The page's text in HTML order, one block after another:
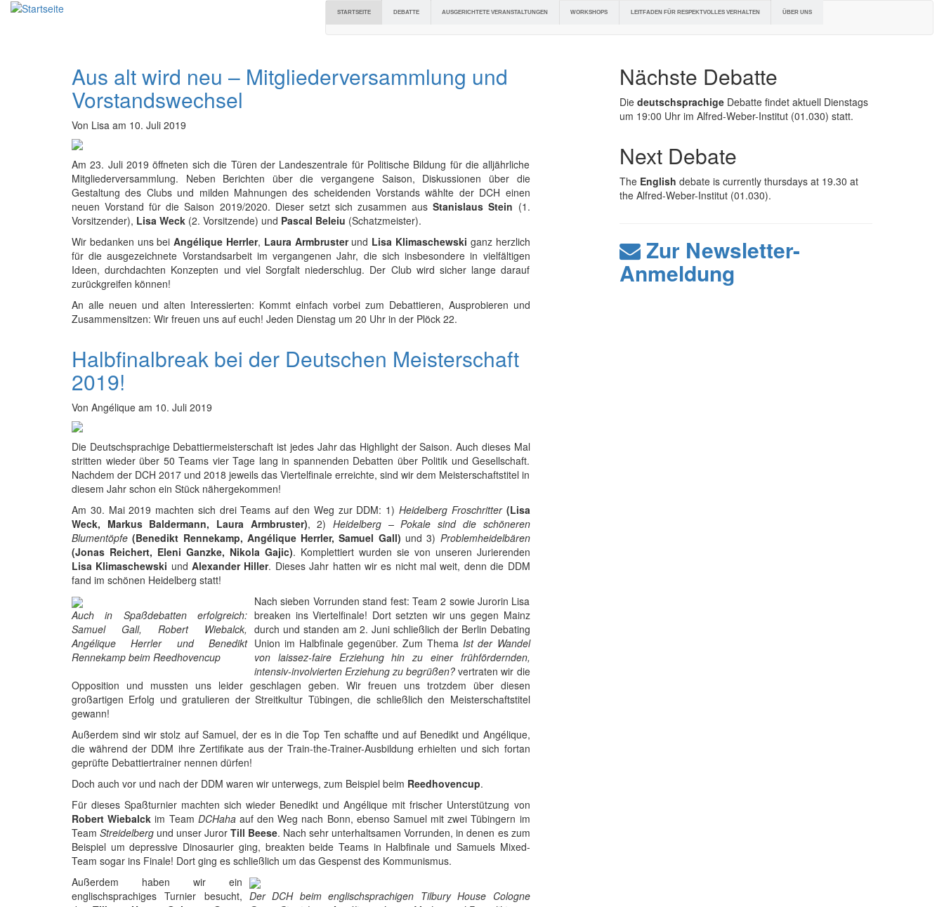
Direkt
STARTSEITE DEBATTE AUSGERICHTETE VERANSTALTUNGEN WORKSHOPS LEITFADEN FÜR RESPEKTVOLLES VERHALTEN ÜBER UNS
Aus alt wird neu – Mitgliederversammlung und
Vorstandswechsel
Von Lisa am 10. Juli 2019
Am 23. Juli 2019 öffneten sich die Türen der Landeszentrale für Politische Bildung für die alljährliche
Mitgliederversammlung. Neben Berichten über die vergangene Saison, Diskussionen über die
Gestaltung des Clubs und milden Mahnungen des scheidenden Vorstands wählte der DCH einen
neuen Vorstand für die Saison 2019/2020. Dieser setzt sich zusammen ausStanislaus Stein (1.
Vorsitzender), Lisa Weck (2. Vorsitzende) und Pascal Beleiu (Schatzmeister).
Wir bedanken uns beiAngélique Herrler, Laura Armbrusterund Lisa Klimaschewski ganz herzlich
für die ausgezeichnete Vorstandsarbeit im vergangenen Jahr, die sich insbesondere in vielfältigen
Ideen, durchdachten Konzepten und viel Sorgfalt niederschlug. Der Club wird sicher lange darauf
zurückgreifen können!
An alle neuen und alten Interessierten: Kommt einfach vorbei zum Debattieren, Ausprobieren und
Zusammensitzen: Wir freuen uns auf euch! Jeden Dienstag um 20 Uhr in der Plöck 22.
Halbfinalbreak bei der Deutschen Meisterschaft
2019!
Von Angélique am 10. Juli 2019
Die Deutschsprachige Debattiermeisterschaft ist jedes Jahr das Highlight der Saison. Auch dieses Mal
stritten wieder über 50 Teams vier Tage lang in spannenden Debatten über Politik und Gesellschaft.
Nachdem der DCH 2017 und 2018 jeweils das Viertelfinale erreichte, sind wir dem Meisterschaftstitel in
diesem Jahr schon ein Stück nähergekommen!
Am 30. Mai 2019 machten sich drei Teams auf den Weg zur DDM: 1) Heidelberg Froschritter (Lisa
Weck, Markus Baldermann, Laura Armbruster), 2)Heidelberg – Pokale sind die schöneren
Blumentöpfe (Benedikt Rennekamp, Angélique Herrler, Samuel Gall) und 3) Problemheidelbären
(Jonas Reichert, Eleni Ganzke, Nikola Gajic). Komplettiert wurden sie von unseren Jurierenden
Lisa Klimaschewski undAlexander Hiller. Dieses Jahr hatten wir es nicht mal weit, denn die DDM
fand im schönen Heidelberg statt!
Auch in Spaßdebatten erfolgreich:
Samuel Gall, Robert Wiebalck,
Angélique Herrler und Benedikt
Rennekamp beim Reedhovencup
Nach sieben Vorrunden stand fest: Team 2 sowie Jurorin Lisa
breaken ins Viertelfinale! Dort setzten wir uns gegen Mainz
durch und standen am 2. Juni schließlich der Berlin Debating
Union im Halbfinale gegenüber. Zum ThemaIst der Wandel
von laissez-faire Erziehung hin zu einer frühfördernden,
intensiv-involvierten Erziehung zu begrüßen? vertraten wir die
Opposition und mussten uns leider geschlagen geben. Wir freuen uns trotzdem über diesen
großartigen Erfolg und gratulieren der Streitkultur Tübingen, die schließlich den Meisterschaftstitel
gewann!
Außerdem sind wir stolz auf Samuel, der es in die Top Ten schaffte und auf Benedikt und Angélique,
die während der DDM ihre Zertifikate aus der Train-the-Trainer-Ausbildung erhielten und sich fortan
geprüfte Debattiertrainer nennen dürfen!
Doch auch vor und nach der DDM waren wir unterwegs, zum Beispiel beim Reedhovencup.
Für dieses Spaßturnier machten sich wieder Benedikt und Angélique mit frischer Unterstützung von
Robert Wiebalck im Team DCHahaauf den Weg nach Bonn, ebenso Samuel mit zwei Tübingern im
TeamStreidelberg und unser JurorTill Beese. Nach sehr unterhaltsamen Vorrunden, in denen es zum
Beispiel um depressive Dinosaurier ging, breakten beide Teams in Halbfinale und Samuels Mixed-
Team sogar ins Finale! Dort ging es schließlich um das Gespenst des Kommunismus.
Der DCH beim englischsprachigen Tilbury House Cologne
Außerdem haben wir ein
englischsprachiges Turnier besucht,
Nächste Debatte
Die deutschsprachige Debatte findet aktuell Dienstags
um 19:00 Uhr im Alfred-Weber-Institut (01.030) statt.
Next Debate
The English debate is currently thursdays at 19.30 at
the Alfred-Weber-Institut (01.030).
Zur Newsletter-
Anmeldung